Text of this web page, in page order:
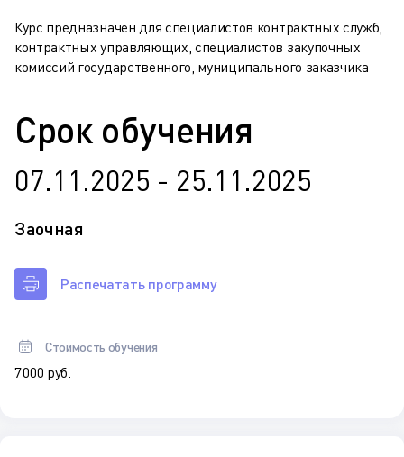
Курс предназначен для специалистов контрактных служб,
контрактных управляющих, специалистов закупочных
комиссий государственного, муниципального заказчика
Срок обучения
07.11.2025 - 25.11.2025
Заочная
Распечатать программу
Стоимость обучения
7 000 руб.